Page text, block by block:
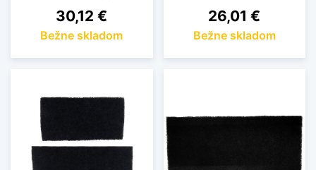
Cena
30,12 €
Bežne skladom
Cena
26,01 €
Bežne skladom